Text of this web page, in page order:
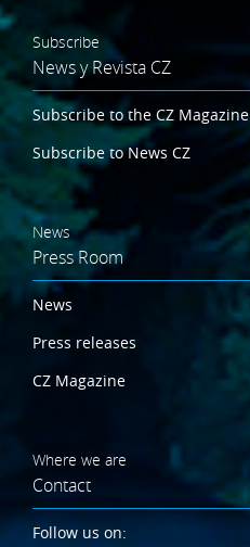
Subscribe
News y Revista CZ
Subscribe to the CZ Magazine
Subscribe to News CZ
News
Press Room
News
Press releases
CZ Magazine
Where we are
Contact
Follow us on: